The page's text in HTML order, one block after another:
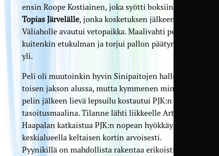
ensin Roope Kostiainen, joka syötti boksiin
Topias Järvelälle, jonka kosketuksen jälkeen Panu
Väliaholle avautui vetopaikka. Maalivahti peitti
kuitenkin etukulman ja torjui pallon päätyrajasta
yli.
Peli oli muutoinkin hyvin Sinipaitojen hallussa
toisen jakson alussa, mutta kymmenen minuutin
pelin jälkeen lievä lepsuilu kostautui PJK:n
tasoitusmaalina. Tilanne lähti liikkeelle Arttu
Haapalan katkaistua PJK:n nopean hyökkäykseen
keskialueella keltaisen kortin arvoisesti.
Pyynikillä on mahdollista rakentaa erikoistilanne